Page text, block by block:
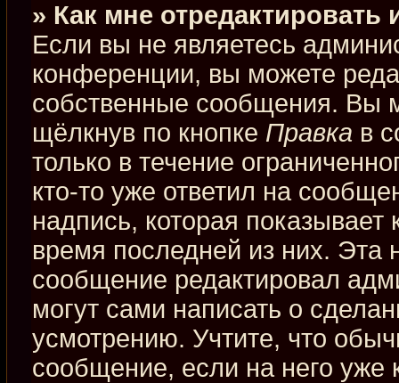
» Как мне
Если вы не являетесь
конференции, вы можете
собственные сообщения. Вы
щёлкнув по кнопке Правка в
только в течение
кто-то уже ответил на
надпись, которая показывает
время последней из них. Эта
сообщение редактировал
могут сами написать о
усмотрению. Учтите, что
сообщение, если на него уже